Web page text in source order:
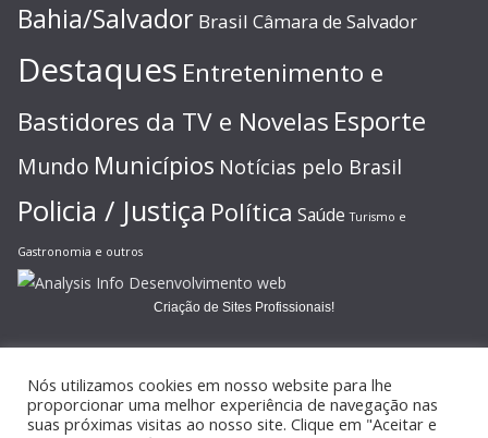
Bahia/Salvador Brasil Câmara de Salvador
Destaques Entretenimento e
Bastidores da TV e Novelas Esporte
Mundo Municípios Notícias pelo Brasil
Policia / Justiça Política Saúde Turismo e
Gastronomia e outros
Criação de Sites Profissionais!
Nós utilizamos cookies em nosso website para lhe
proporcionar uma melhor experiência de navegação nas
suas próximas visitas ao nosso site. Clique em "Aceitar e